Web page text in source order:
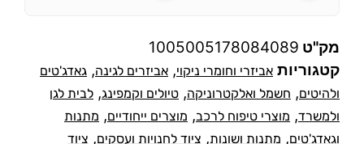
מק"ט 1005005178084089
קטגוריות אביזרי וחומרי ניקוי, אביזרים לגינה, גאדג'טים
ולהיטים, חשמל ואלקטרוניקה, טיולים וקמפינג, לבית לגן
ולמשרד, מוצרי טיפוח לרכב, מוצרים ייחודיים, מתנות
וגאדג'טים, מתנות ושונות, ציוד לחנויות ועסקים, ציוד